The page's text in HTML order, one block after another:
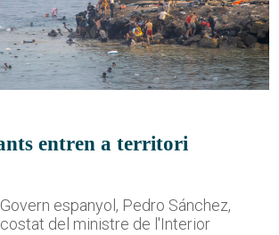
entren a territori
espanyol, Pedro Sánchez,
del ministre de l'Interior